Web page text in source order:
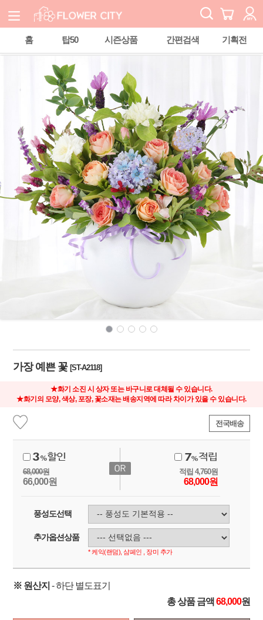
홈 탑50 시즌상품 간편검색 기획전
가장 예쁜 꽃[ST-A2118]
★화기 소진 시 상자 또는 바구니로 대체될 수 있습니다.
★화기의 모양, 색상, 포장, 꽃소재는 배송지역에 따라 차이가 있을 수 있습니다.
전국배송
68,000원
66,000원
적립 4,760원
68,000원
풍성도선택
추가옵션상품
* 케익(랜덤), 샴페인 , 장미 추가
※ 원산지 - 하단 별도표기
총 상품 금액 68,000원